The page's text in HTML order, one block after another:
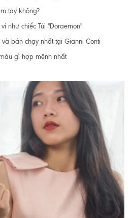
tay không?
như chiếc Túi "Doraemon"
bán chạy nhất tại Gianni Conti
gì hợp mệnh nhất